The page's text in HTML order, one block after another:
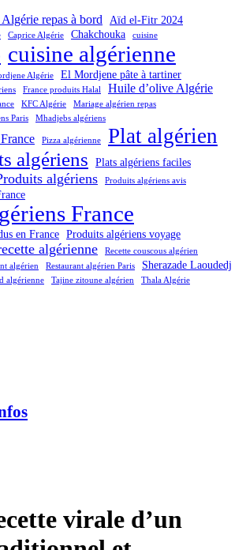
repas à bord Aïd el-Fitr 2024
Caprice Algérie Chakchouka cuisine
cuisine algérienne
Algérie El Mordjene pâte à tartiner
France produits Halal Huile d’olive Algérie
KFC Algérie
Mariage algérien repas
Paris
Mhadjebs algériens
Pizza algérienne Plat algérien
algériens Plats algériens faciles
algériens Produits algériens avis
France
en France Produits algériens voyage
algérienne
Recette couscous algérien
algérien Restaurant algérien Paris Sherazade Laoudedj
algérienne Tajine zitoune algérien Thala Algérie
virale d’un